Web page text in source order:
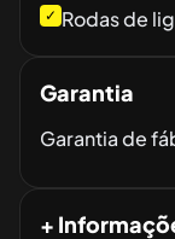
✓ Rodas de
Garantia
Garantia de
+